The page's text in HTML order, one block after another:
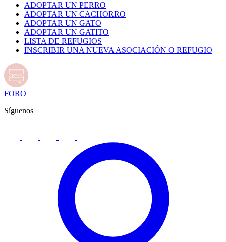
ADOPTAR UN PERRO
ADOPTAR UN CACHORRO
ADOPTAR UN GATO
ADOPTAR UN GATITO
LISTA DE REFUGIOS
INSCRIBIR UNA NUEVA ASOCIACIÓN O REFUGIO
FORO
Síguenos